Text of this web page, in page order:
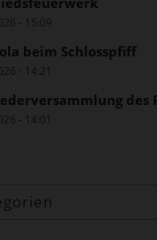
- 15:09
beim Schlosspfiff
- 14:21
des
- 14:01